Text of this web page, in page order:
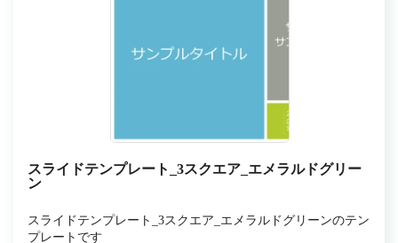
スライドテンプレート_3スクエア_エメラルドグリー
ン
スライドテンプレート_3スクエア_エメラルドグリーンのテン
プレートです